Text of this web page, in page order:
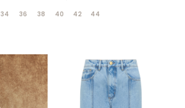
34 36 38 40 42 44